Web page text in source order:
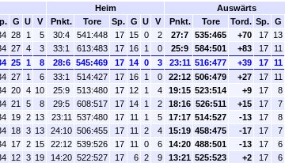
Heim
Auswärts
G U V Pnkt. Tore Sp. G U V Pnkt. Tore Tord. Sp. G
28 1 5 30:4 541:448 17 15 0 2 27:7 535:465 +70 17 13
27 4 3 33:1 613:483 17 16 1 0 25:9 584:501 +83 17 11
25 1 8 28:6 545:469 17 14 0 3 23:11 516:477 +39 17 11
27 1 6 33:1 514:427 17 16 1 0 22:12 506:479 +27 17 11
20 4 10 25:9 513:480 17 12 1 4 19:15 523:514 +9 17 8
21 5 8 29:5 608:517 17 14 1 2 18:16 526:511 +15 17 7
19 2 13 23:11 537:480 17 11 1 5 17:17 514:527 -13 17 8
18 3 13 24:10 506:455 17 11 2 4 15:19 458:475 -17 17 7
17 2 15 22:12 539:526 17 11 0 6 14:20 488:501 -13 17 6
12 3 19 14:20 522:527 17 6 2 9 13:21 525:523 +2 17 6